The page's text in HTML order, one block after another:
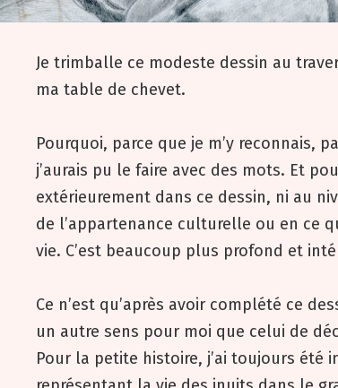
Je trimballe ce modeste dessin au
ma table de chevet.
Pourquoi, parce que je m’y reconnais,
j’aurais pu le faire avec des mots. Et
extérieurement dans ce dessin, ni au
de l’appartenance culturelle ou en ce
vie. C’est beaucoup plus profond et
Ce n’est qu’après avoir complété ce
un autre sens pour moi que celui de
Pour la petite histoire, j’ai toujours été